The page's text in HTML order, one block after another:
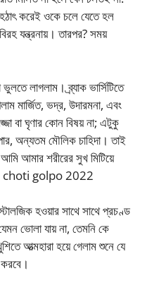
করেই ওকে চলে যেতে হল
যন্ত্রনায়। তারপর? সময়
লাগলাম। ব্র্যাক ভার্সিটিতে
মার্জিত, ভদ্র, উদারমনা, এবং
বা ঘৃণার কোন বিষয় না; এটুকু
অন্যতম মৌলিক চাহিদা। তাই
আমি আমার শরীরের সুখ মিটিয়ে
choti golpo 2022
হওয়ার সাথে সাথে প্রচণ্ড
ভোলা যায় না, তেমনি কে
আত্মহারা হয়ে গেলাম শুনে যে